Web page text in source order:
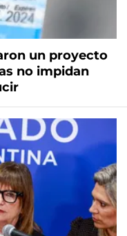
un proyecto
no impidan